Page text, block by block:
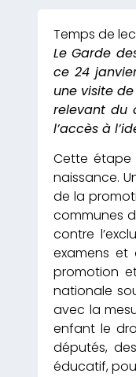
Le Garde
ce 24
une visite
relevant du
l’accès à
Cette étape
naissance.
de la
communes
contre
examens et
promotion
nationale
avec la
enfant le
députés,
éducatif,